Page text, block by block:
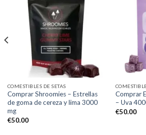
Add to
wishlist
COMESTIBLES DE SETAS
Comprar Shroomies – Estrellas
de goma de cereza y lima 3000
mg
€50.00
Comprar
– Uva
€50.00